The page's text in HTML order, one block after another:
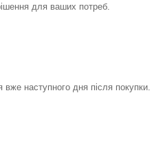
для ваших потреб.
наступного дня після покупки.